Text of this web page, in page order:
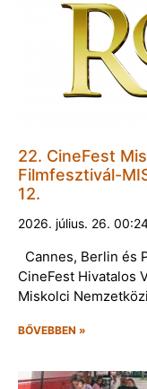
22. CineFest
Filmfesztivál-
12.
2026. július. 26.
Cannes, Berlin és
CineFest Hivatalos
Miskolci
BŐVEBBEN »